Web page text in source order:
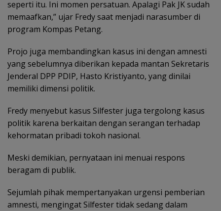
seperti itu. Ini momen persatuan. Apalagi Pak JK sudah
memaafkan,” ujar Fredy saat menjadi narasumber di
program Kompas Petang.
Projo juga membandingkan kasus ini dengan amnesti
yang sebelumnya diberikan kepada mantan Sekretaris
Jenderal DPP PDIP, Hasto Kristiyanto, yang dinilai
memiliki dimensi politik.
Fredy menyebut kasus Silfester juga tergolong kasus
politik karena berkaitan dengan serangan terhadap
kehormatan pribadi tokoh nasional.
Meski demikian, pernyataan ini menuai respons
beragam di publik.
Sejumlah pihak mempertanyakan urgensi pemberian
amnesti, mengingat Silfester tidak sedang dalam